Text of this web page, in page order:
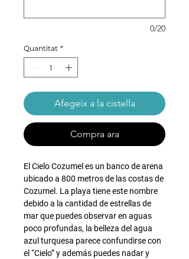
0/20
Quantitat *
Afegeix a la cistella
Compra ara
El Cielo Cozumel es un banco de arena
ubicado a 800 metros de las costas de
Cozumel. La playa tiene este nombre
debido a la cantidad de estrellas de
mar que puedes observar en aguas
poco profundas, la belleza del agua
azul turquesa parece confundirse con
el “Cielo” y además puedes nadar y